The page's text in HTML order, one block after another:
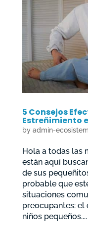
5 Consejos
Estreñimiento
by admin-
Hola a todas las
están aquí
de sus
probable que
situaciones
preocupantes: el
niños pequeños....